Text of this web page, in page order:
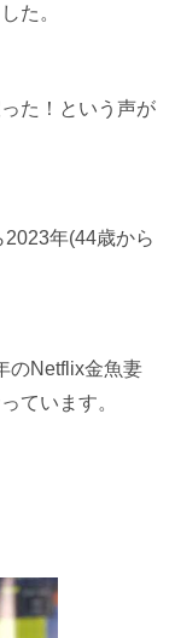
た。
た！という声が
年(44歳から
のNetflix金魚妻
ています。